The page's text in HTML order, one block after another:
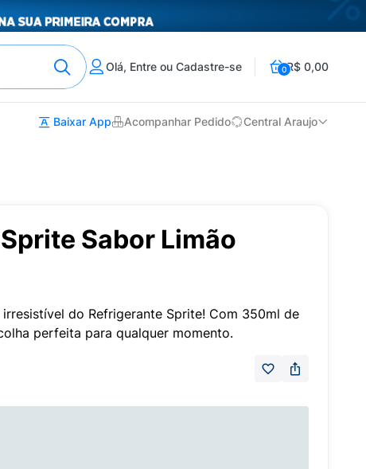
Olá, Entre ou Cadastre-se 0R$ 0,00
Baixar App Acompanhar Pedido Central Araujo
Sabor Limão
do Refrigerante Sprite! Com 350ml de
perfeita para qualquer momento.